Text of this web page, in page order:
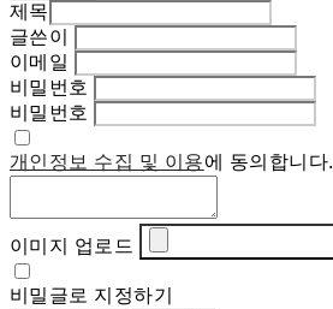
제목
글쓴이
이메일
비밀번호
비밀번호
개인정보 수집 및 이용에 동의합니다.
이미지 업로드
비밀글로 지정하기